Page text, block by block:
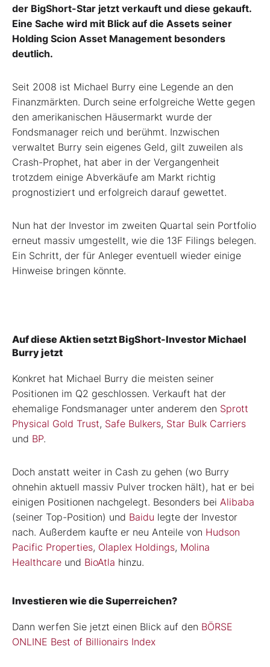
der BigShort-Star jetzt verkauft und diese gekauft.
Eine Sache wird mit Blick auf die Assets seiner
Holding Scion Asset Management besonders
deutlich.
Seit 2008 ist Michael Burry eine Legende an den
Finanzmärkten. Durch seine erfolgreiche Wette gegen
den amerikanischen Häusermarkt wurde der
Fondsmanager reich und berühmt. Inzwischen
verwaltet Burry sein eigenes Geld, gilt zuweilen als
Crash-Prophet, hat aber in der Vergangenheit
trotzdem einige Abverkäufe am Markt richtig
prognostiziert und erfolgreich darauf gewettet.
Nun hat der Investor im zweiten Quartal sein Portfolio
erneut massiv umgestellt, wie die 13F Filings belegen.
Ein Schritt, der für Anleger eventuell wieder einige
Hinweise bringen könnte.
Auf diese Aktien setzt BigShort-Investor Michael
Burry jetzt
Konkret hat Michael Burry die meisten seiner
Positionen im Q2 geschlossen. Verkauft hat der
ehemalige Fondsmanager unter anderem den Sprott
Physical Gold Trust, Safe Bulkers, Star Bulk Carriers
und BP.
Doch anstatt weiter in Cash zu gehen (wo Burry
ohnehin aktuell massiv Pulver trocken hält), hat er bei
einigen Positionen nachgelegt. Besonders bei Alibaba
(seiner Top-Position) und Baidu legte der Investor
nach. Außerdem kaufte er neu Anteile von Hudson
Pacific Properties, Olaplex Holdings, Molina
Healthcare und BioAtla hinzu.
Investieren wie die Superreichen?
Dann werfen Sie jetzt einen Blick auf den BÖRSE
ONLINE Best of Billionairs Index